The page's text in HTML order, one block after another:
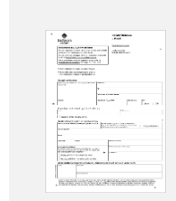
dogs, cats and ferrets into
and within the EU